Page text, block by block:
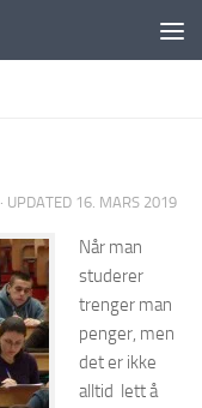
· UPDATED 16. MARS 2019
Når man
studerer
trenger man
penger, men
det er ikke
alltid lett å